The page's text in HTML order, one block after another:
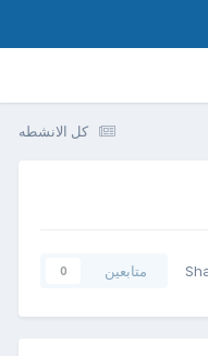
كل الانشطه
متابعين 0